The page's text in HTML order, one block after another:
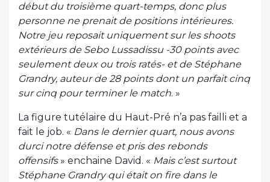
début du troisième quart-temps, donc plus
personne ne prenait de positions intérieures.
Notre jeu reposait uniquement sur les shoots
extérieurs de Sebo Lussadissu -30 points avec
seulement deux ou trois ratés- et de Stéphane
Grandry, auteur de 28 points dont un parfait cinq
sur cinq pour terminer le match. »
La figure tutélaire du Haut-Pré n’a pas failli et a
fait le job. « Dans le dernier quart, nous avons
durci notre défense et pris des rebonds
offensifs» enchaine David. « Mais c’est surtout
Stéphane Grandry qui était on fire dans le